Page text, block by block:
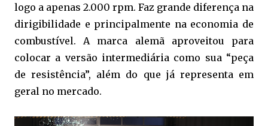
logo a apenas 2.000 rpm. Faz grande diferença na
dirigibilidade e principalmente na economia de
combustível. A marca alemã aproveitou para
colocar a versão intermediária como sua “peça
de resistência”, além do que já representa em
geral no mercado.